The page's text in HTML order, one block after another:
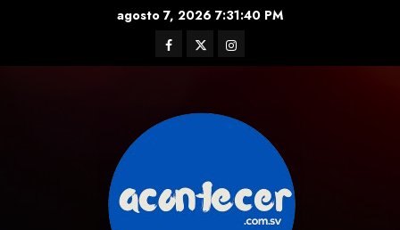
agosto 7, 2026 7:31:40 PM
Facebook
TwitterInstagram